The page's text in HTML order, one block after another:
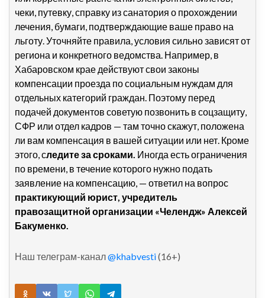
чеки, путевку, справку из санатория о прохождении
лечения, бумаги, подтверждающие ваше право на
льготу.Уточняйте правила,условия сильно зависят от
региона и конкретного ведомства. Например, в
Хабаровском крае действуют свои законы
компенсации проезда по социальным нуждам для
отдельных категорий граждан. Поэтому перед
подачей документов советую позвонить в соцзащиту,
СФР или отдел кадров — там точно скажут, положена
ли вам компенсация в вашей ситуации или нет. Кроме
этого, следите за сроками. Иногда есть ограничения
по времени, в течение которого нужно подать
заявление на компенсацию, — ответил на вопрос
практикующий юрист, учредитель
правозащитной организации «Челендж» Алексей
Бакуменко.
Наш телеграм-канал@khabvesti(16+)